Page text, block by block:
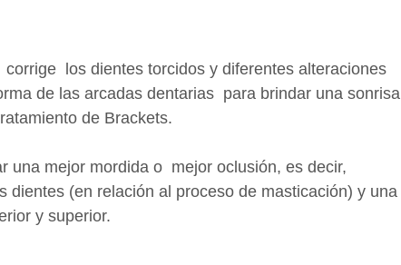
los dientes torcidos y diferentes alteraciones
de las arcadas dentarias  para brindar una sonrisa
de Brackets.
una mejor mordida o  mejor oclusión, es decir,
dientes (en relación al proceso de masticación) y una
y superior.